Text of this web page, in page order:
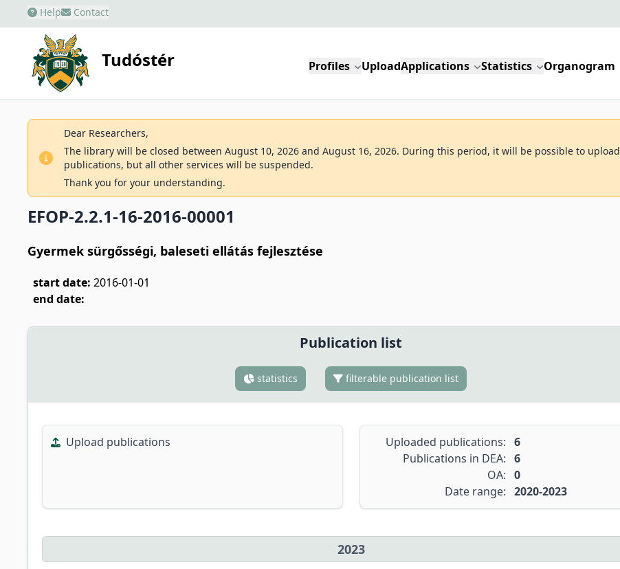
Help Contact
Tudóstér Profiles UploadApplications Statistics Organogram
Dear Researchers,
The library will be closed between August 10, 2026 and August 16, 2026. During this period, it will be possible to upload
publications, but all other services will be suspended.
Thank you for your understanding.
EFOP-2.2.1-16-2016-00001
Gyermek sürgősségi, baleseti ellátás fejlesztése
start date: 2016-01-01
end date:
Publication list
statistics filterable publication list
Upload publications Uploaded publications: 6
Publications in DEA: 6
OA: 0
Date range: 2020-2023
2023